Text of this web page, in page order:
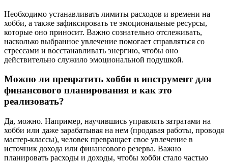
Необходимо устанавливать лимиты расходов и времени на
хобби, а также зафиксировать те эмоциональные ресурсы,
которые оно приносит. Важно сознательно отслеживать,
насколько выбранное увлечение помогает справляться со
стрессами и восстанавливать энергию, чтобы оно
действительно служило эмоциональной подушкой.
Можно ли превратить хобби в инструмент для
финансового планирования и как это
реализовать?
Да, можно. Например, научившись управлять затратами на
хобби или даже зарабатывая на нем (продавая работы, проводя
мастер-классы), человек превращает свое увлечение в
источник дохода или финансового резерва. Важно
планировать расходы и доходы, чтобы хобби стало частью